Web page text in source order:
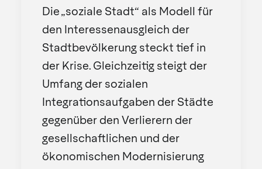
Die „soziale Stadt“ als Modell für
den Interessenausgleich der
Stadtbevölkerung steckt tief in
der Krise. Gleichzeitig steigt der
Umfang der sozialen
Integrationsaufgaben der Städte
gegenüber den Verlierern der
gesellschaftlichen und der
ökonomischen Modernisierung